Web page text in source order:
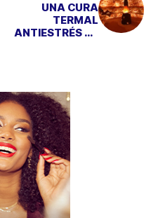
UNA CURA
TERMAL
ANTIESTRÉS EN